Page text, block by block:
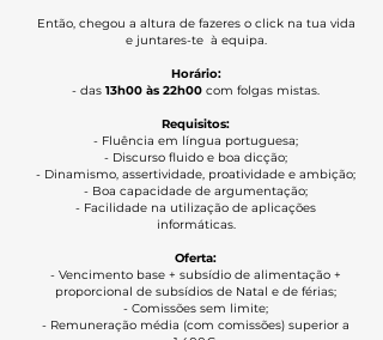
Então, chegou a altura de fazeres o click na tua vida
e juntares-te à equipa.
Horário:
- das 13h00 às 22h00 com folgas mistas.
Requisitos:
- Fluência em língua portuguesa;
- Discurso fluido e boa dicção;
- Dinamismo, assertividade, proatividade e ambição;
- Boa capacidade de argumentação;
- Facilidade na utilização de aplicações
informáticas.
Oferta:
- Vencimento base + subsídio de alimentação +
proporcional de subsídios de Natal e de férias;
- Comissões sem limite;
- Remuneração média (com comissões) superior a